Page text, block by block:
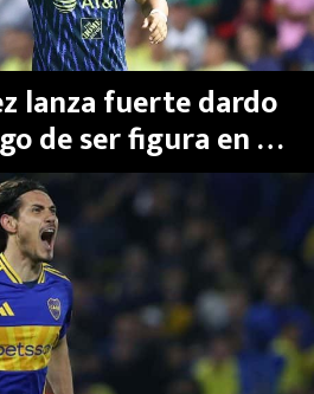
lanza fuerte dardo
de ser figura en la
Sudamericana